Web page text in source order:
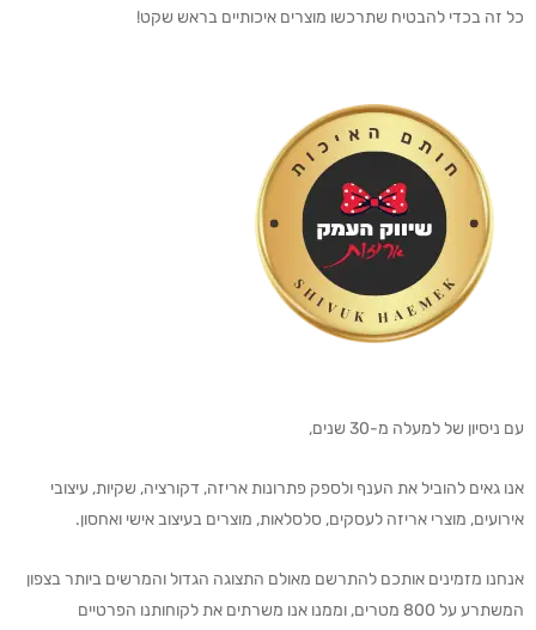
כל זה בכדי להבטיח שתרכשו מוצרים איכותיים בראש שקט!
עם ניסיון של למעלה מ-30 שנים,
אנו גאים להוביל את הענף ולספק פתרונות אריזה, דקורציה, שקיות, עיצובי
אירועים, מוצרי אריזה לעסקים, סלסלאות, מוצרים בעיצוב אישי ואחסון.
אנחנו מזמינים אותכם להתרשם מאולם התצוגה הגדול והמרשים ביותר בצפון
המשתרע על 800 מטרים, וממנו אנו משרתים את לקוחותנו הפרטיים